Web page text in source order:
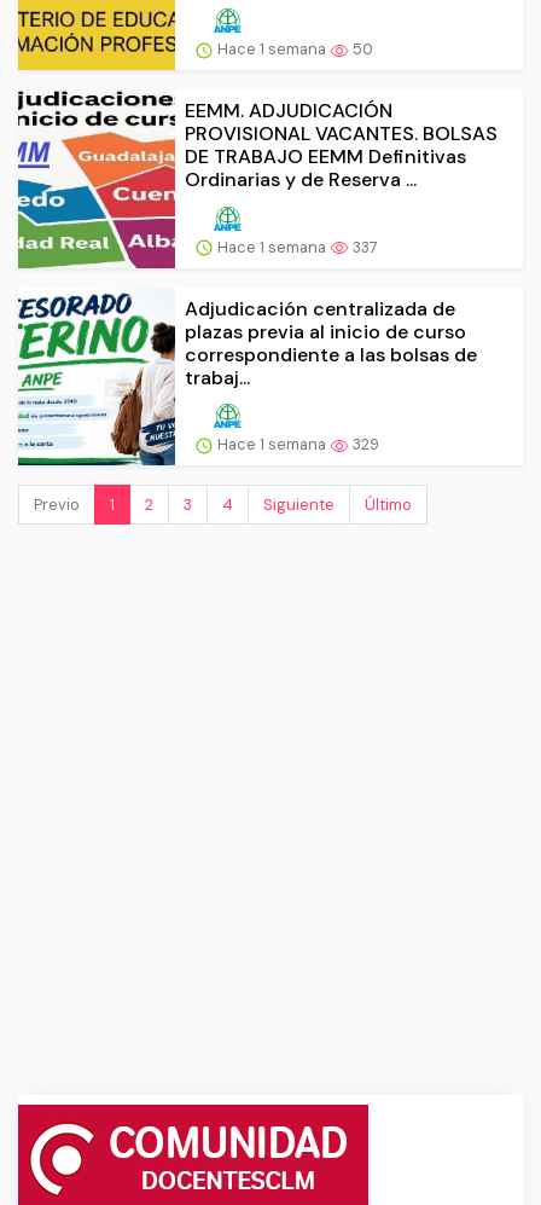
Hace 1 semana 50
EEMM. ADJUDICACIÓN
PROVISIONAL VACANTES. BOLSAS
DE TRABAJO EEMM Definitivas
Ordinarias y de Reserva ...
Hace 1 semana 337
Adjudicación centralizada de
plazas previa al inicio de curso
correspondiente a las bolsas de
trabaj...
Hace 1 semana 329
Previo 1 2 3 4 Siguiente Último